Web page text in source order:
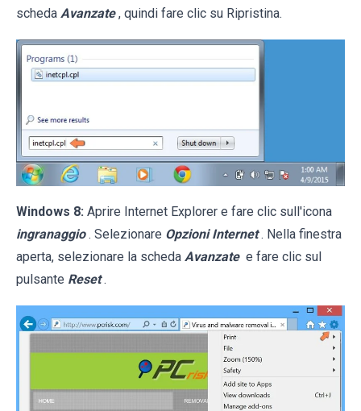
scheda Avanzate , quindi fare clic su Ripristina.
Windows 8: Aprire Internet Explorer e fare clic sull'icona
ingranaggio . Selezionare Opzioni Internet . Nella finestra
aperta, selezionare la scheda Avanzate e fare clic sul
pulsante Reset .